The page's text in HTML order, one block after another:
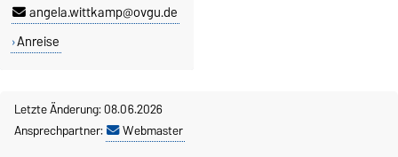
angela.wittkamp@ovgu.de
Anreise
Letzte Änderung: 08.06.2026
Ansprechpartner:
Webmaster